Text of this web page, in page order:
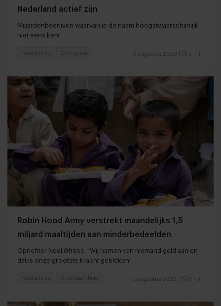
Nederland actief zijn
Miljardenbedrijven waarvan je de naam hoogstwaarschijnlijk
niet eens kent
6 augustus 2023 3 min
Foodservice Concepten
Robin Hood Army verstrekt maandelijks 1,5
miljard maaltijden aan minderbedeelden
Oprichter Neel Ghose: "Wij nemen van niemand geld aan en
dat is onze grootste kracht gebleken"
5 augustus 2023 6 min
Foodservice Duurzaamheid